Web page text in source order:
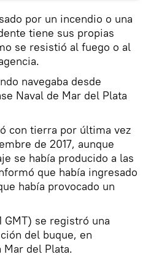
por un incendio o una
tiene sus propias
se resistió al fuego o al
navegaba desde
Naval de Mar del Plata
con tierra por última vez
de 2017, aunque
se había producido a las
que había ingresado
había provocado un
GMT) se registró una
del buque, en
del Plata.